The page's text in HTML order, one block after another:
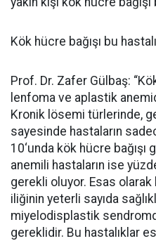
Kök hücre bağışı bu
Prof. Dr. Zafer Gülbaş: “
lenfoma ve aplastik
Kronik lösemi türlerinde,
sayesinde hastaların
10‘unda kök hücre bağışı
anemili hastaların ise
gerekli oluyor. Esas olarak
iliğinin yeterli sayıda
miyelodisplastik
gereklidir. Bu hastalıklar